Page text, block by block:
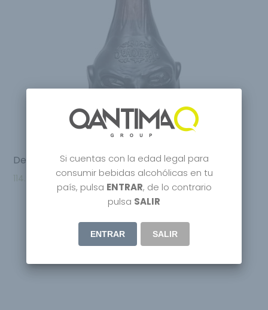
DeadHead 10 Years Rum
114.95
Si cuentas con la edad legal para
consumir bebidas alcohólicas en tu
país, pulsa ENTRAR, de lo contrario
pulsa SALIR
ENTRAR SALIR